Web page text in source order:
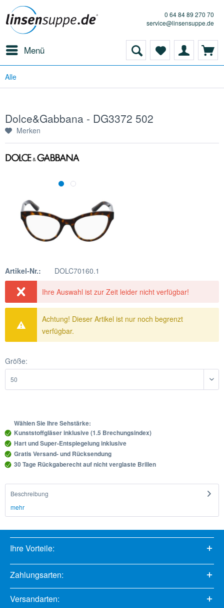
0 64 84 89 270 70
service@linsensuppe.de
Menü
Alle
Dolce&Gabbana - DG3372 502
Merken
Artikel-Nr.: DOLC70160.1
Ihre Auswahl ist zur Zeit leider nicht verfügbar!
Achtung! Dieser Artikel ist nur noch begrenzt
verfügbar.
Größe:
Wählen Sie Ihre Sehstärke:
Kunststoffgläser inklusive (1.5 Brechungsindex)
Hart und Super-Entspiegelung inklusive
Gratis Versand- und Rücksendung
30 Tage Rückgaberecht auf nicht verglaste Brillen
Beschreibung
mehr
Ihre Vorteile:
Zahlungsarten:
Versandarten: